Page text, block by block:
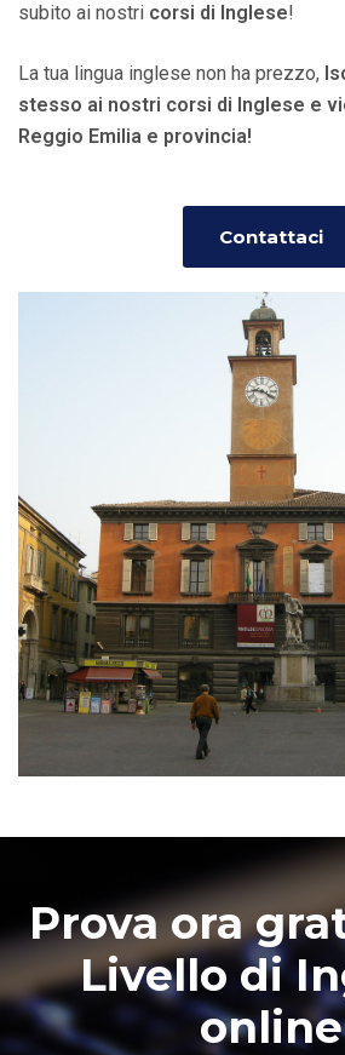
subito ai nostri corsi di Inglese!
La tua lingua inglese non ha prezzo,
stesso ai nostri corsi di Inglese e
Reggio Emilia e provincia!
Contattaci
Prova ora
Livello di
online